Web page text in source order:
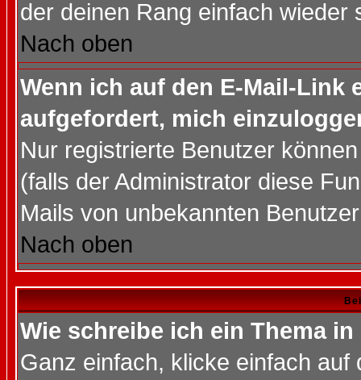
der deinen Rang einfach wieder
Nach oben
Wenn ich auf den E-Mail-Link
aufgefordert, mich
Nur registrierte Benutzer
(falls der Administrator diese
Mails von unbekannten
Nach oben
Wie schreibe ich ein Thema
Ganz einfach, klicke einfach